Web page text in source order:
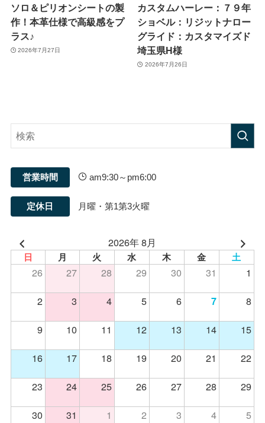
ソロ＆ピリオンシートの製
作！本革仕様で高級感をプ
ラス♪
2026年7月27日
カスタムハーレー：７９年
ショベル：リジットナロー
グライド：カスタマイズド
埼玉県H様
2026年7月26日
営業時間 am9:30～pm6:00
定休日 月曜・第1第3火曜
2026年 8月
日 月 火 水 木 金 土
26 27 28 29 30 31
1
2
3 4 5 6 7
8
9
10 11 12 13 14
15
16
17 18 19 20 21
22
23
24 25 26 27 28
29
30
31 1 2 3 4 5